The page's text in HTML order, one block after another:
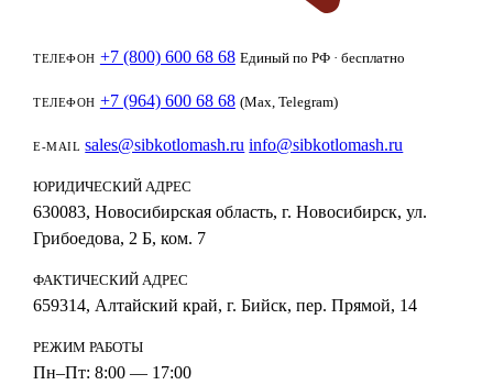
ТЕЛЕФОН +7 (800) 600 68 68 Единый по РФ · бесплатно
ТЕЛЕФОН +7 (964) 600 68 68 (Max, Telegram)
E-MAIL sales@sibkotlomash.ru info@sibkotlomash.ru
ЮРИДИЧЕСКИЙ АДРЕС
630083, Новосибирская область, г. Новосибирск, ул.
Грибоедова, 2 Б, ком. 7
ФАКТИЧЕСКИЙ АДРЕС
659314, Алтайский край, г. Бийск, пер. Прямой, 14
РЕЖИМ РАБОТЫ
Пн–Пт: 8:00 — 17:00